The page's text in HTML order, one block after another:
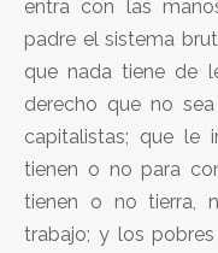
entra con las
padre el sistema
que nada tiene de
derecho que no
capitalistas; que le
tienen o no para
tienen o no tierra,
trabajo; y los